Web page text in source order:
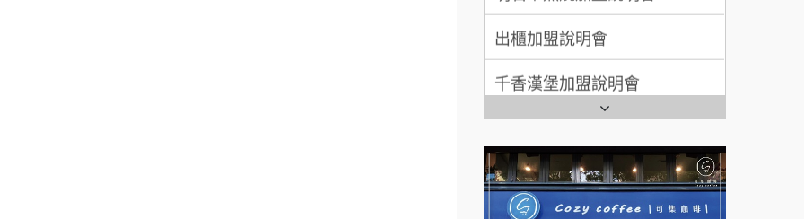
日十。早午食加盟說明會
拾鑶火鍋加盟說明會
全家加盟說明會
台灣G湯加盟說明會
彭富貴加盟說明會
出櫃加盟說明會
千香漢堡加盟說明會
七盞茶加盟說明會
拉亞漢堡加盟說明會
杜芳子古味茶鋪加盟說明會